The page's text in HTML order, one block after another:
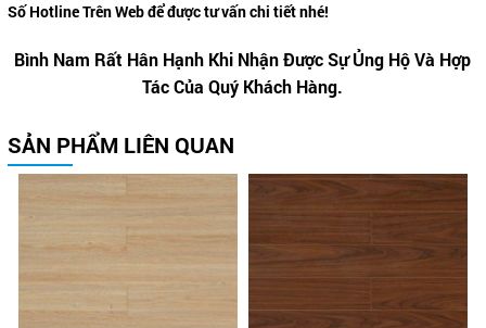
Số Hotline Trên Web để được tư vấn chi tiết nhé!
Bình Nam Rất Hân Hạnh Khi Nhận Được Sự Ủng Hộ Và Hợp
Tác Của Quý Khách Hàng.
SẢN PHẨM LIÊN QUAN